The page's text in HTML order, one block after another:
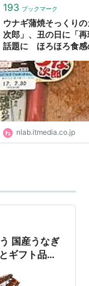
193 ブックマーク
ウナギ蒲焼そっくり
次郎」、丑の日に「
話題に ほろほろ食感
nlab.itmedia.co.jp
国産うなぎ
ギフト品質